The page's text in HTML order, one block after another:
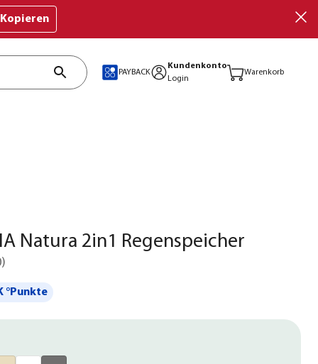
Kopieren
PAYBACK
Kundenkonto
Login
Warenkorb
Natura 2in1 Regenspeicher
)
°Punkte